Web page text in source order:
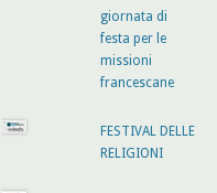
giornata di
festa per le
missioni
francescane
FESTIVAL DELLE
RELIGIONI